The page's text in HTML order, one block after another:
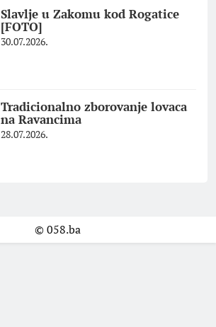
Slavlje u Zakomu kod Rogatice
[FOTO]
30.07.2026.
Tradicionalno zborovanje lovaca
na Ravancima
28.07.2026.
© 058.ba